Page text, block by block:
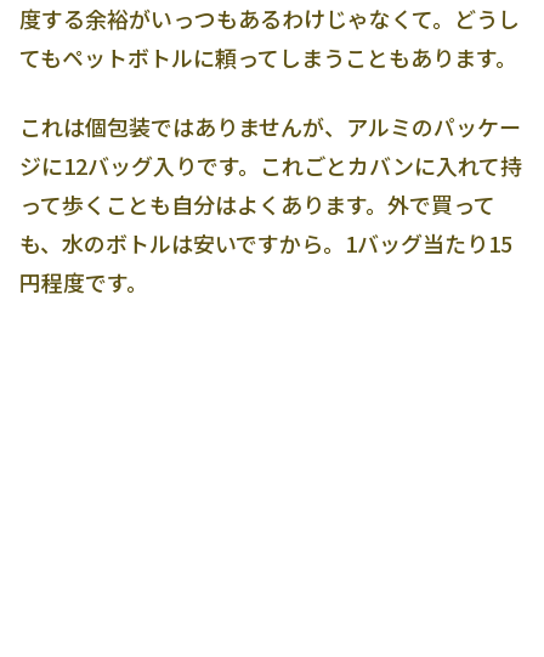
度する余裕がいっつもあるわけじゃなくて。どうし
てもペットボトルに頼ってしまうこともあります。
これは個包装ではありませんが、アルミのパッケー
ジに12バッグ入りです。これごとカバンに入れて持
って歩くことも自分はよくあります。外で買って
も、水のボトルは安いですから。1バッグ当たり15
円程度です。